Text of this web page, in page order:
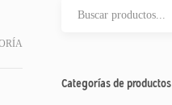
Categorías de productos